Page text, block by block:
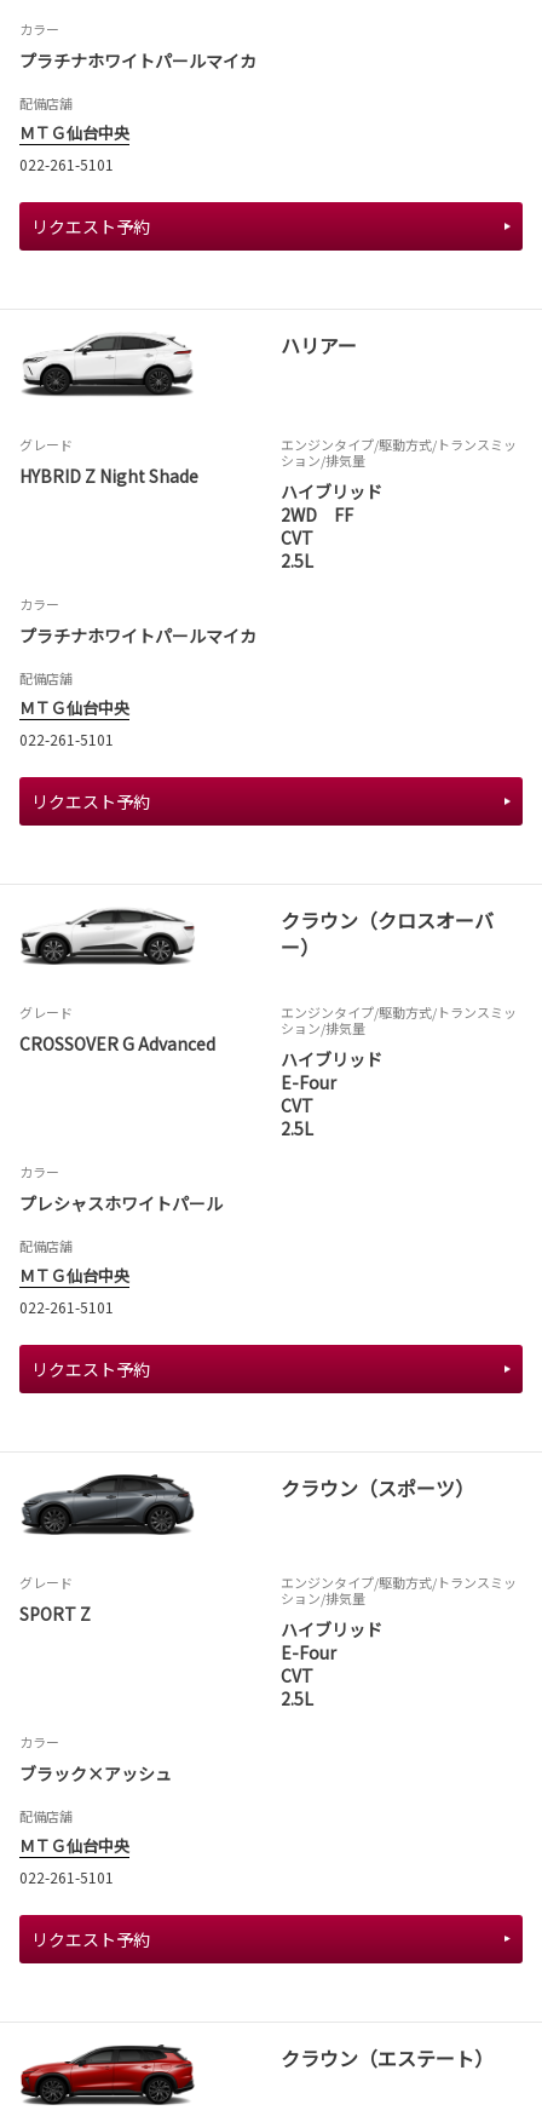
カラー
プラチナホワイトパールマイカ
配備店舗
ＭＴＧ仙台中央
022-261-5101
リクエスト予約
ハリアー
グレード
HYBRID Z Night Shade
エンジンタイプ/駆動方式/トランスミッ
ション/排気量
ハイブリッド
2WD FF
CVT
2.5L
カラー
プラチナホワイトパールマイカ
配備店舗
ＭＴＧ仙台中央
022-261-5101
リクエスト予約
クラウン（クロスオーバ
ー）
グレード
CROSSOVER G Advanced
エンジンタイプ/駆動方式/トランスミッ
ション/排気量
ハイブリッド
E-Four
CVT
2.5L
カラー
プレシャスホワイトパール
配備店舗
ＭＴＧ仙台中央
022-261-5101
リクエスト予約
クラウン（スポーツ）
グレード
SPORT Z
エンジンタイプ/駆動方式/トランスミッ
ション/排気量
ハイブリッド
E-Four
CVT
2.5L
カラー
ブラック×アッシュ
配備店舗
ＭＴＧ仙台中央
022-261-5101
リクエスト予約
クラウン（エステート）